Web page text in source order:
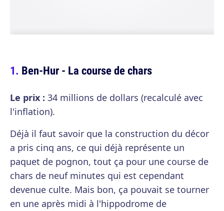
Ben-Hur - La course de chars
Le prix : 34 millions de dollars (recalculé avec
l'inflation).
Déjà il faut savoir que la construction du décor
a pris cinq ans, ce qui déjà représente un
paquet de pognon, tout ça pour une course de
chars de neuf minutes qui est cependant
devenue culte. Mais bon, ça pouvait se tourner
en une après midi à l'hippodrome de